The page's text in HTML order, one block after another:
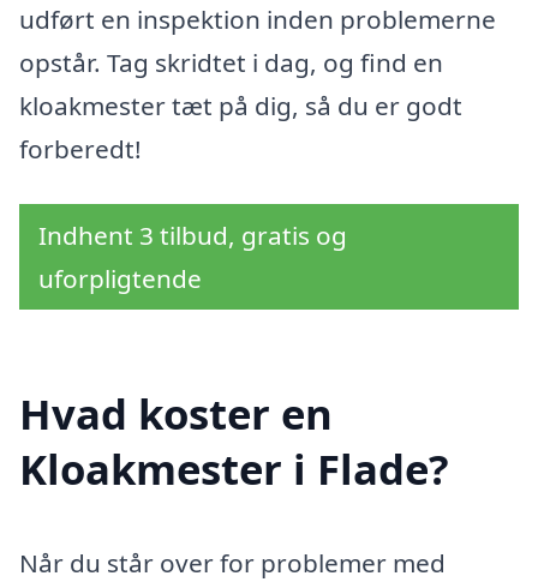
udført en inspektion inden problemerne
opstår. Tag skridtet i dag, og find en
kloakmester tæt på dig, så du er godt
forberedt!
Indhent 3 tilbud, gratis og
uforpligtende
Hvad koster en
Kloakmester i Flade?
Når du står over for problemer med